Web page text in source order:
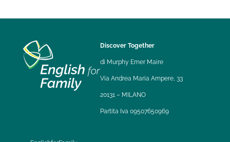
Discover Together
di Murphy Emer Maire
Via Andrea Maria Ampere, 33
20131 – MILANO
Partita Iva 09507650969